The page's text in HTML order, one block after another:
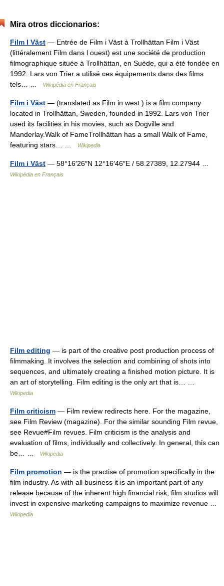
Mira otros diccionarios:
Film I Väst — Entrée de Film i Väst à Trollhättan Film i Väst
(littéralement Film dans l ouest) est une société de production
filmographique située à Trollhättan, en Suède, qui a été fondée en
1992. Lars von Trier a utilisé ces équipements dans des films
tels… …
Wikipédia en Français
Film i Väst — (translated as Film in west ) is a film company
located in Trollhättan, Sweden, founded in 1992. Lars von Trier
used its facilities in his movies, such as Dogville and
Manderlay.Walk of FameTrollhättan has a small Walk of Fame,
featuring stars… …
Wikipedia
Film i Väst — 58°16′26″N 12°16′46″E / 58.27389, 12.27944 …
Wikipédia en Français
Film editing — is part of the creative post production process of
filmmaking. It involves the selection and combining of shots into
sequences, and ultimately creating a finished motion picture. It is
an art of storytelling. Film editing is the only art that is… …
Wikipedia
Film criticism — Film review redirects here. For the magazine,
see Film Review (magazine). For the similar sounding Film revue,
see Revue#Film revues. Film criticism is the analysis and
evaluation of films, individually and collectively. In general, this can
be… …
Wikipedia
Film promotion — is the practise of promotion specifically in the
film industry. As with all business it is an important part of any
release because of the inherent high financial risk; film studios will
invest in expensive marketing campaigns to maximize revenue …
Wikipedia